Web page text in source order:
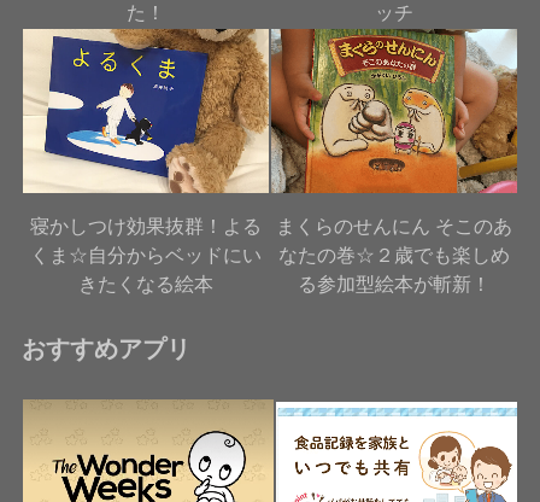
た！
ッチ
寝かしつけ効果抜群！よる
くま☆自分からベッドにい
きたくなる絵本
まくらのせんにん そこのあ
なたの巻☆２歳でも楽しめ
る参加型絵本が斬新！
おすすめアプリ